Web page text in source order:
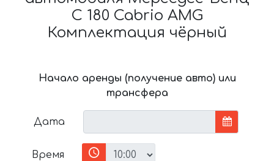
C 180 Cabrio AMG
Комплектация чёрный
Начало аренды (получение авто) или
трансфера
Дата
Время